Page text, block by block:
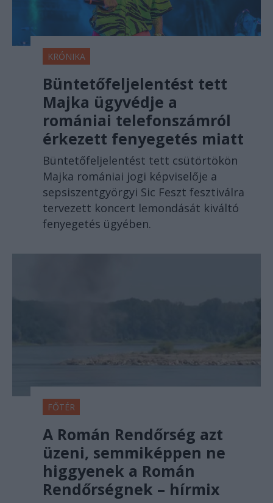
KRÓNIKA
Büntetőfeljelentést tett
Majka ügyvédje a
romániai telefonszámról
érkezett fenyegetés miatt
Büntetőfeljelentést tett csütörtökön
Majka romániai jogi képviselője a
sepsiszentgyörgyi Sic Feszt fesztiválra
tervezett koncert lemondását kiváltó
fenyegetés ügyében.
FŐTÉR
A Román Rendőrség azt
üzeni, semmiképpen ne
higgyenek a Román
Rendőrségnek – hírmix